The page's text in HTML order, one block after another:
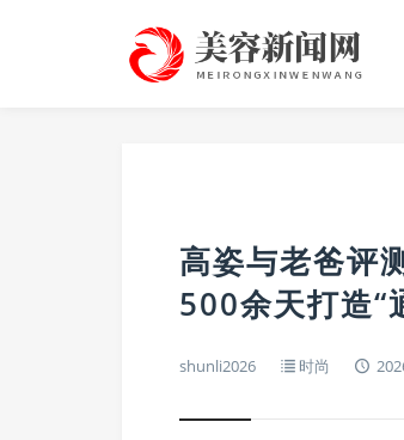
高姿与老爸评
500余天打造“
shunli2026 时尚